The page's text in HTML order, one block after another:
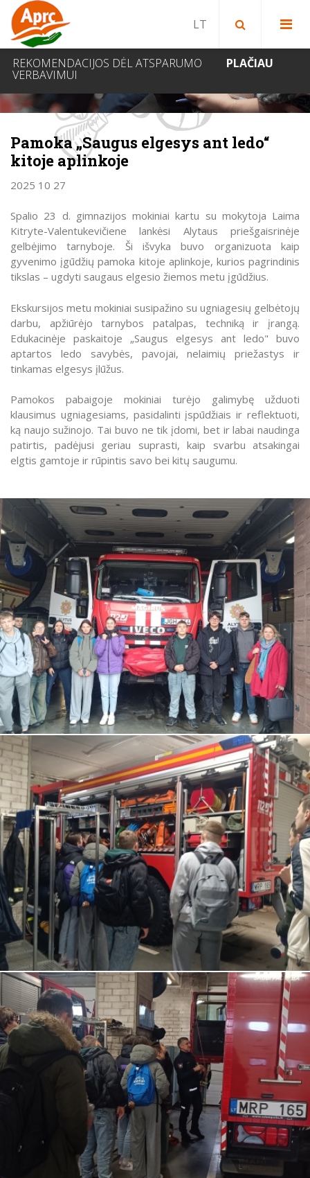
REKOMENDACIJOS DĖL ATSPARUMO
VERBAVIMUI
PLAČIAU
Paieška bibliotekoje
NAUJIENOS
Pamoka „Saugus elgesys ant ledo“
kitoje aplinkoje
2025 10 27
Spalio 23 d. gimnazijos mokiniai kartu su mokytoja Laima
Kitryte-Valentukevičiene lankėsi Alytaus priešgaisrinėje
gelbėjimo tarnyboje. Ši išvyka buvo organizuota kaip
gyvenimo įgūdžių pamoka kitoje aplinkoje, kurios pagrindinis
tikslas – ugdyti saugaus elgesio žiemos metu įgūdžius.
Ekskursijos metu mokiniai susipažino su ugniagesių gelbėtojų
darbu, apžiūrėjo tarnybos patalpas, techniką ir įrangą.
Edukacinėje paskaitoje „Saugus elgesys ant ledo" buvo
aptartos ledo savybės, pavojai, nelaimių priežastys ir
tinkamas elgesys įlūžus.
Pamokos pabaigoje mokiniai turėjo galimybę užduoti
klausimus ugniagesiams, pasidalinti įspūdžiais ir reflektuoti,
ką naujo sužinojo. Tai buvo ne tik įdomi, bet ir labai naudinga
patirtis, padėjusi geriau suprasti, kaip svarbu atsakingai
elgtis gamtoje ir rūpintis savo bei kitų saugumu.